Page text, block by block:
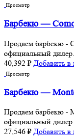
Просмотр
Барбекю —
Продаем барбекю -
официальный
40,392 ₽ Добавить в
Просмотр
Барбекю —
Продаем барбекю -
официальный
27,546 ₽ Добавить в